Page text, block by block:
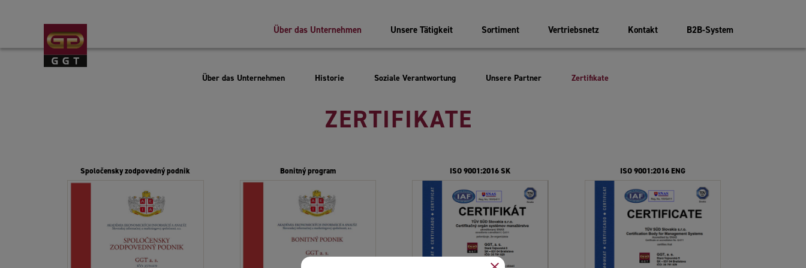
Über das Unternehmen Unsere Tätigkeit Sortiment Vertriebsnetz Kontakt B2B-System
Zuverlässiger
Partner
Über das Unternehmen Historie Soziale Verantwortung Unsere Partner Zertifikate
ZERTIFIKATE
Spoločensky zodpovedný podnik Bonitný program ISO 9001:2016 SK ISO 9001:2016 ENG